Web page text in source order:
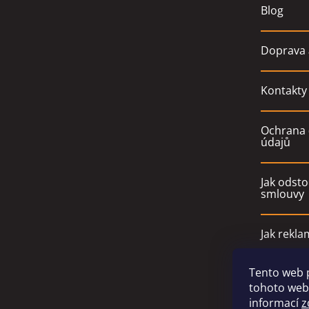
Tento web
tohoto
informací
Blog
Doprava
Kontakty
údajů
Jak
smlouvy
Jak